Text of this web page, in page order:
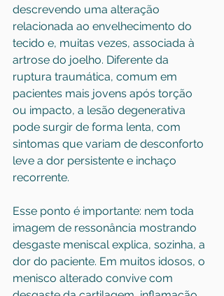
descrevendo uma alteração
relacionada ao envelhecimento do
tecido e, muitas vezes, associada à
artrose do joelho. Diferente da
ruptura traumática, comum em
pacientes mais jovens após torção
ou impacto, a lesão degenerativa
pode surgir de forma lenta, com
sintomas que variam de desconforto
leve a dor persistente e inchaço
recorrente.
Esse ponto é importante: nem toda
imagem de ressonância mostrando
desgaste meniscal explica, sozinha, a
dor do paciente. Em muitos idosos, o
menisco alterado convive com